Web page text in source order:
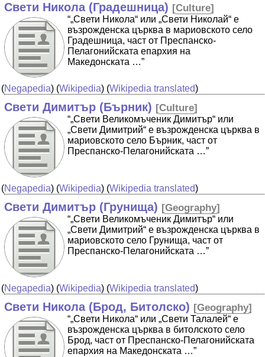
Свети Никола (Градешница) [Culture]
“„Свети Никола“ или „Свети Николай“ е
възрожденска църква в мариовското село
Градешница, част от Преспанско-
Пелагонийската епархия на
Македонската …”
(Negapedia) (Wikipedia) (Wikipedia translated)
Свети Димитър (Бърник) [Culture]
“„Свети Великомъченик Димитър“ или
„Свети Димитрий“ е възрожденска църква в
мариовското село Бърник, част от
Преспанско-Пелагонийската …”
(Negapedia) (Wikipedia) (Wikipedia translated)
Свети Димитър (Грунища) [Geography]
“„Свети Великомъченик Димитър“ или
„Свети Димитрий“ е възрожденска църква в
мариовското село Грунища, част от
Преспанско-Пелагонийската …”
(Negapedia) (Wikipedia) (Wikipedia translated)
Свети Никола (Брод, Битолско) [Geography]
“„Свети Никола“ или „Свети Талалей“ е
възрожденска църква в битолското село
Брод, част от Преспанско-Пелагонийската
епархия на Македонската …”